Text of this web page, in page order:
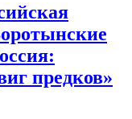
предков»